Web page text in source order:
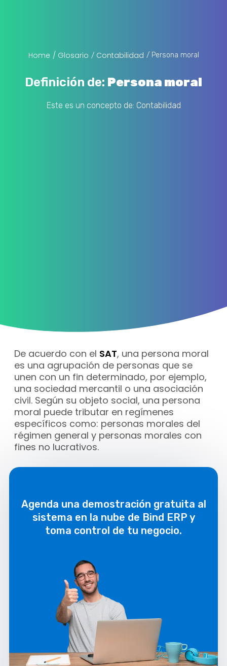
Home / Glosario / Contabilidad / Persona moral
Definición de: Persona moral
Este es un concepto de: Contabilidad
De acuerdo con el SAT, una persona moral
es una agrupación de personas que se
unen con un fin determinado, por ejemplo,
una sociedad mercantil o una asociación
civil. Según su objeto social, una persona
moral puede tributar en regímenes
específicos como: personas morales del
régimen general y personas morales con
fines no lucrativos.
Agenda una demostración gratuita al
sistema en la nube de Bind ERP y
toma control de tu negocio.